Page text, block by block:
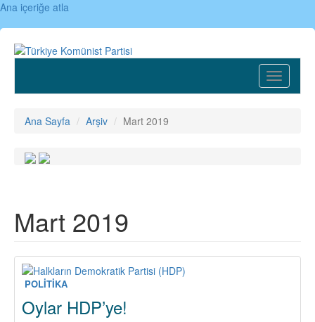
Ana içeriğe atla
Toggle
Ana Sayfa Arşiv Mart 2019
Mart 2019
POLİTİKA
Oylar HDP’ye!